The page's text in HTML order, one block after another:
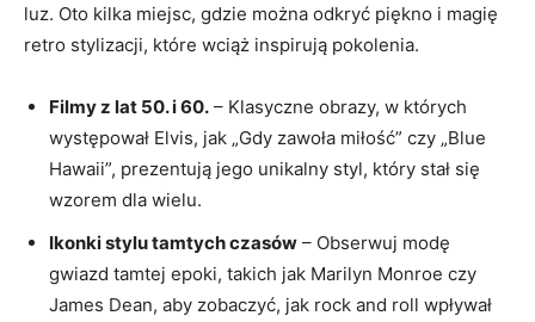
luz. Oto kilka miejsc, gdzie można odkryć piękno i magię
retro stylizacji, które wciąż inspirują pokolenia.
Filmy z lat 50. i 60. – Klasyczne obrazy, w których
występował Elvis, jak „Gdy zawoła miłość” czy „Blue
Hawaii”, prezentują jego unikalny styl, który stał się
wzorem dla wielu.
Ikonki stylu tamtych czasów – Obserwuj modę
gwiazd tamtej epoki, takich jak Marilyn Monroe czy
James Dean, aby zobaczyć, jak rock and roll wpływał